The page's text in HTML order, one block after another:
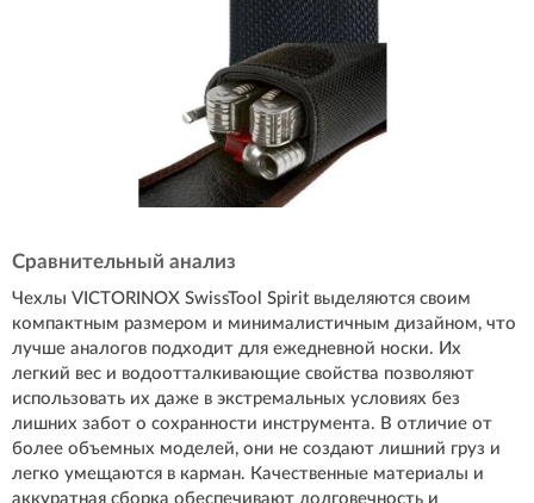
Сравнительный анализ
Чехлы VICTORINOX SwissTool Spirit выделяются своим
компактным размером и минималистичным дизайном, что
лучше аналогов подходит для ежедневной носки. Их
легкий вес и водоотталкивающие свойства позволяют
использовать их даже в экстремальных условиях без
лишних забот о сохранности инструмента. В отличие от
более объемных моделей, они не создают лишний груз и
легко умещаются в карман. Качественные материалы и
аккуратная сборка обеспечивают долговечность и